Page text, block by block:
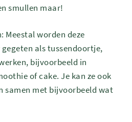
smullen maar!
Meestal worden deze
als tussendoortje,
bijvoorbeeld in
of cake. Je kan ze ook
samen met bijvoorbeeld wat